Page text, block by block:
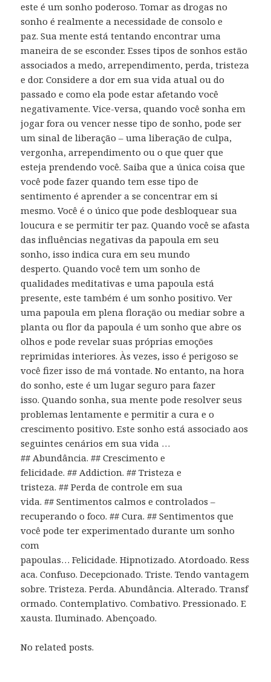
este é um sonho poderoso. Tomar as drogas no
sonho é realmente a necessidade de consolo e
paz. Sua mente está tentando encontrar uma
maneira de se esconder. Esses tipos de sonhos estão
associados a medo, arrependimento, perda, tristeza
e dor. Considere a dor em sua vida atual ou do
passado e como ela pode estar afetando você
negativamente. Vice-versa, quando você sonha em
jogar fora ou vencer nesse tipo de sonho, pode ser
um sinal de liberação – uma liberação de culpa,
vergonha, arrependimento ou o que quer que
esteja prendendo você. Saiba que a única coisa que
você pode fazer quando tem esse tipo de
sentimento é aprender a se concentrar em si
mesmo. Você é o único que pode desbloquear sua
loucura e se permitir ter paz. Quando você se afasta
das influências negativas da papoula em seu
sonho, isso indica cura em seu mundo
desperto. Quando você tem um sonho de
qualidades meditativas e uma papoula está
presente, este também é um sonho positivo. Ver
uma papoula em plena floração ou mediar sobre a
planta ou flor da papoula é um sonho que abre os
olhos e pode revelar suas próprias emoções
reprimidas interiores. Às vezes, isso é perigoso se
você fizer isso de má vontade. No entanto, na hora
do sonho, este é um lugar seguro para fazer
isso. Quando sonha, sua mente pode resolver seus
problemas lentamente e permitir a cura e o
crescimento positivo. Este sonho está associado aos
seguintes cenários em sua vida …
## Abundância. ## Crescimento e
felicidade. ## Addiction. ## Tristeza e
tristeza. ## Perda de controle em sua
vida. ## Sentimentos calmos e controlados –
recuperando o foco. ## Cura. ## Sentimentos que
você pode ter experimentado durante um sonho
com
papoulas… Felicidade. Hipnotizado. Atordoado. Ress
aca. Confuso. Decepcionado. Triste. Tendo vantagem
sobre. Tristeza. Perda. Abundância. Alterado. Transf
ormado. Contemplativo. Combativo. Pressionado. E
xausta. Iluminado. Abençoado.
No related posts.